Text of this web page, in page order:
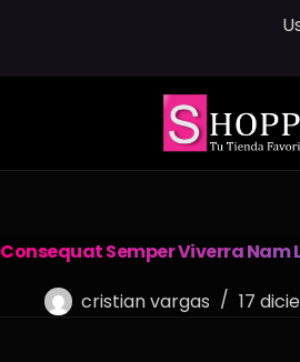
Consequat Semper Viverra Nam
cristian vargas
17